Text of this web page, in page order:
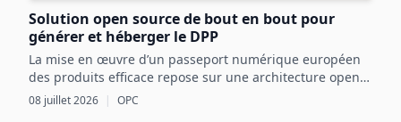
Solution open source de bout en bout pour
générer et héberger le DPP
La mise en œuvre d’un passeport numérique européen
des produits efficace repose sur une architecture open
source intégrant OPC UA, les normes CEN/CENELEC et
des mécanismes d’échange sécurisés basés sur l’EDC.
08 juillet 2026 | OPC